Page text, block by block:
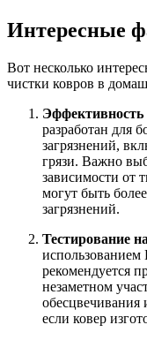
Интересные
Вот несколько
чистки ковров в
Эффективность
разработан для
загрязнений,
грязи. Важно
зависимости от
могут быть
загрязнений.
Тестирование
рекомендуется
незаметном
обесцвечивания
если ковер